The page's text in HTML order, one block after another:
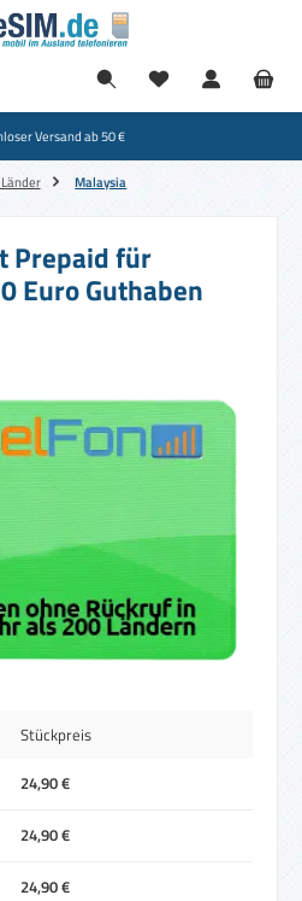
Versand ab 50 €
Malaysia
Prepaid für
Euro Guthaben
Stückpreis
24,90 €
24,90 €
24,90 €